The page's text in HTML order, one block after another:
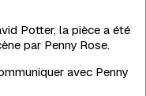
Potter, la pièce a été
par Penny Rose.
avec Penny